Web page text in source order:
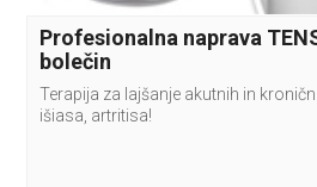
Profesionalna naprava
bolečin
Terapija za lajšanje akutnih in
išiasa, artritisa!